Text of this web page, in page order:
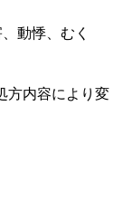
動悸、むく
方内容により変